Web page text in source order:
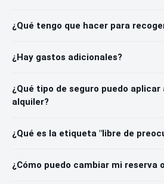
¿Qué tengo que hacer para
¿Hay gastos adicionales?
¿Qué tipo de seguro puedo aplicar
alquiler?
¿Qué es la etiqueta "libre de
¿Cómo puedo cambiar mi reserva